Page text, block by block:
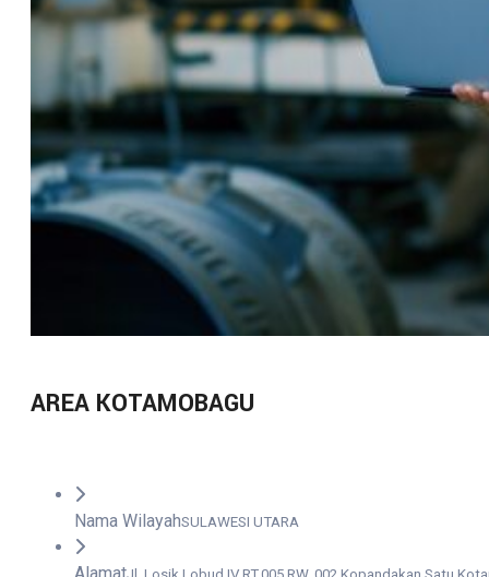
AREA KOTAMOBAGU
Nama WilayahSULAWESI UTARA